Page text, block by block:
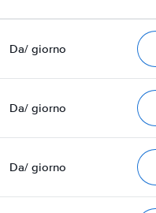
Da/ giorno
Da/ giorno
Da/ giorno